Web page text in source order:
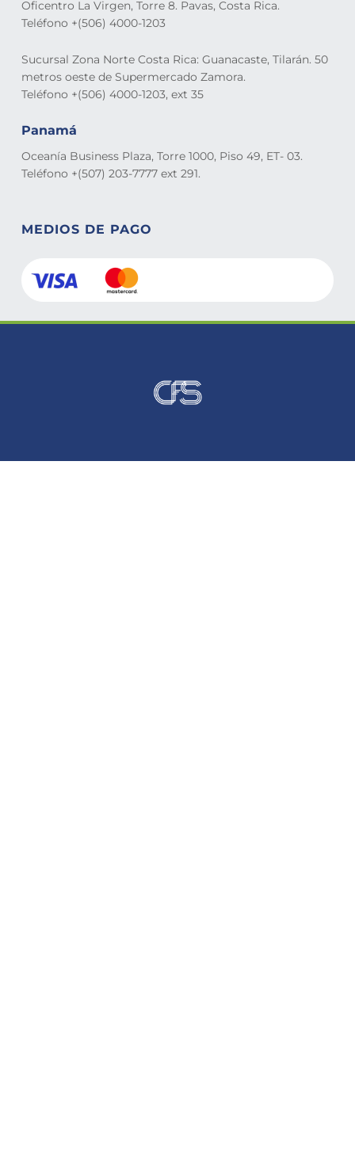
Oficentro La Virgen, Torre 8. Pavas, Costa Rica.
Teléfono +(506) 4000-1203
Sucursal Zona Norte Costa Rica: Guanacaste, Tilarán. 50
metros oeste de Supermercado Zamora.
Teléfono +(506) 4000-1203, ext 35
Panamá
Oceanía Business Plaza, Torre 1000, Piso 49, ET- 03.
Teléfono +(507) 203-7777 ext 291.
MEDIOS DE PAGO